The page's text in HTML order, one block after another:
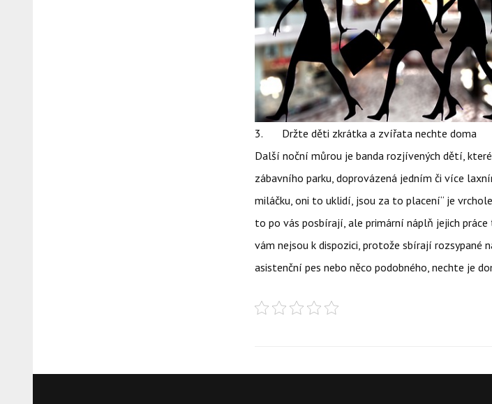
3. Držte děti zkrátka a zvířata nechte doma
Další noční můrou je banda rozjívených dětí,
zábavního parku, doprovázená jedním či více
miláčku, oni to uklidí, jsou za to placení“ je
to po vás posbírají, ale primární náplň jejich
vám nejsou k dispozici, protože sbírají rozsypané
asistenční pes nebo něco podobného, nechte je